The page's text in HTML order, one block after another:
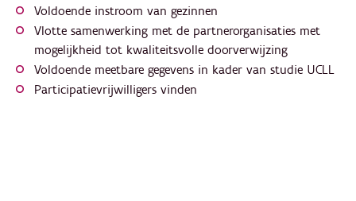
Voldoende instroom van gezinnen
Vlotte samenwerking met de partnerorganisaties met
mogelijkheid tot kwaliteitsvolle doorverwijzing
Voldoende meetbare gegevens in kader van studie UCLL
Participatievrijwilligers vinden